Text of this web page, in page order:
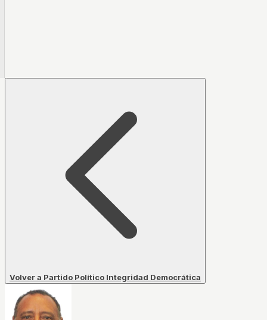
Volver a Partido Político Integridad Democrática